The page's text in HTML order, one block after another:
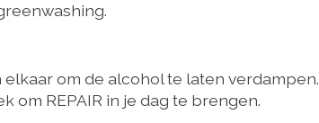
om de alcohol te laten
om REPAIR in je dag te brengen.